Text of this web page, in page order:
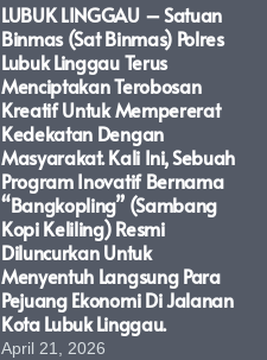
LUBUK LINGGAU – Satuan
Binmas (Sat Binmas) Polres
Lubuk Linggau Terus
Menciptakan Terobosan
Kreatif Untuk Mempererat
Kedekatan Dengan
Masyarakat. Kali Ini, Sebuah
Program Inovatif Bernama
“Bangkopling” (Sambang
Kopi Keliling) Resmi
Diluncurkan Untuk
Menyentuh Langsung Para
Pejuang Ekonomi Di Jalanan
Kota Lubuk Linggau.
April 21, 2026